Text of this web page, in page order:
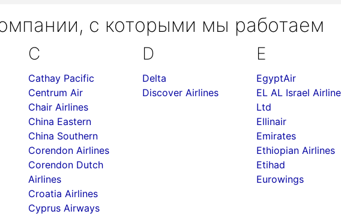
с которыми мы работаем
C
Cathay Pacific
Centrum Air
Chair Airlines
China Eastern
China Southern
Corendon Airlines
Corendon Dutch
Airlines
Croatia Airlines
Cyprus Airways
D
Delta
Discover Airlines
E
EgyptAir
EL AL Israel
Ltd
Ellinair
Emirates
Ethiopian Airlines
Etihad
Eurowings